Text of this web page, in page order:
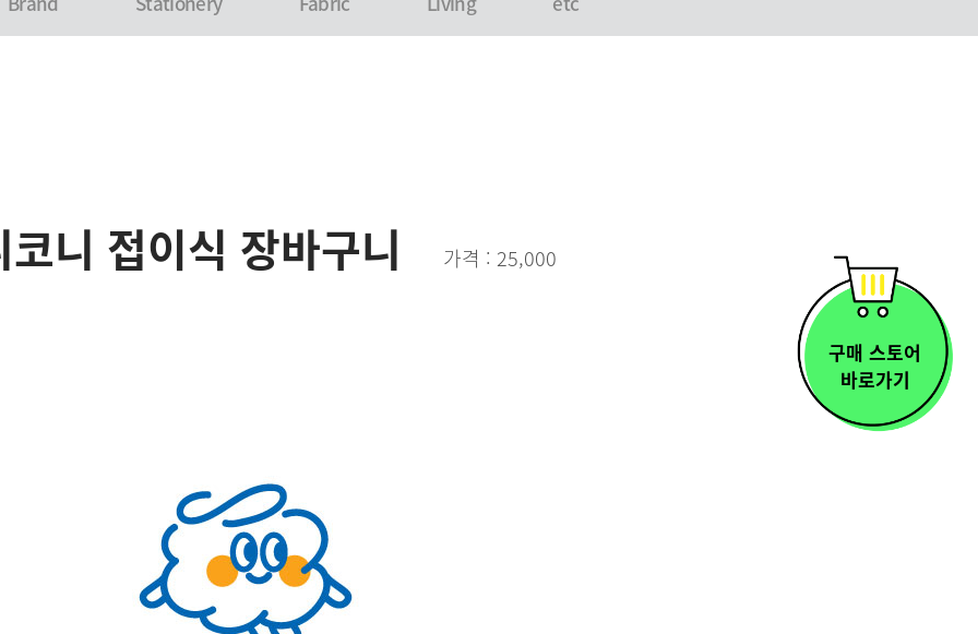
니 접이식 장바구니 가격 : 25,000
구매 스토어
바로가기